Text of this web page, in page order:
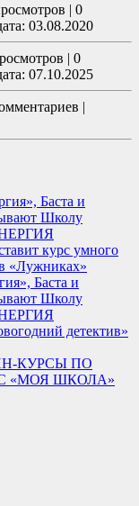
| 0
03.08.2020
| 0
07.10.2025
|
Баста и
Школу
курс умного
«Лужниках»
Баста и
Школу
детектив»
КУРСЫ ПО
«МОЯ ШКОЛА»